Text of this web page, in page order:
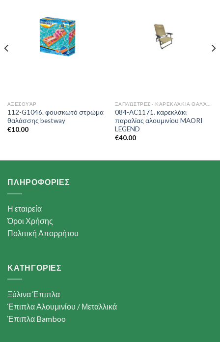
ΑΞΕΣΟΥΆΡ
112-G1046. φουσκωτό στρώμα
θαλάσσης bestway
€10.00
084-AC1171. καρεκλάκι
παραλίας αλουμινίου MAORI
LEGEND
€40.00
ΠΛΗΡΟΦΟΡΙΕΣ
Η εταιρεία
Όροι Χρήσης
Πολιτική Απορρήτου
ΚΑΤΗΓΟΡΙΕΣ
Ξύλινα Έπιπλα
Έπιπλα Αλουμινίου / Μεταλλικά
Έπιπλα Bamboo